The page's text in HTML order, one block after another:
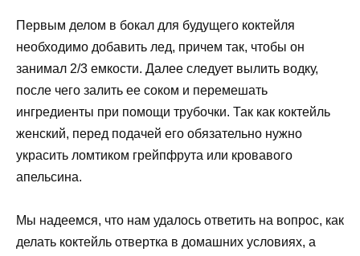
Первым делом в бокал для будущего коктейля
необходимо добавить лед, причем так, чтобы он
занимал 2/3 емкости. Далее следует вылить водку,
после чего залить ее соком и перемешать
ингредиенты при помощи трубочки. Так как коктейль
женский, перед подачей его обязательно нужно
украсить ломтиком грейпфрута или кровавого
апельсина.
Мы надеемся, что нам удалось ответить на вопрос, как
делать коктейль отвертка в домашних условиях, а